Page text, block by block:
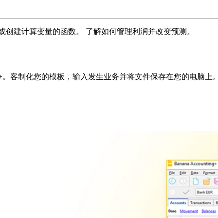
建计算变量的函数。 了解如何管理利润并改变预测。
客制化您的模板，输入发生业务并将文件保存在您的电脑上